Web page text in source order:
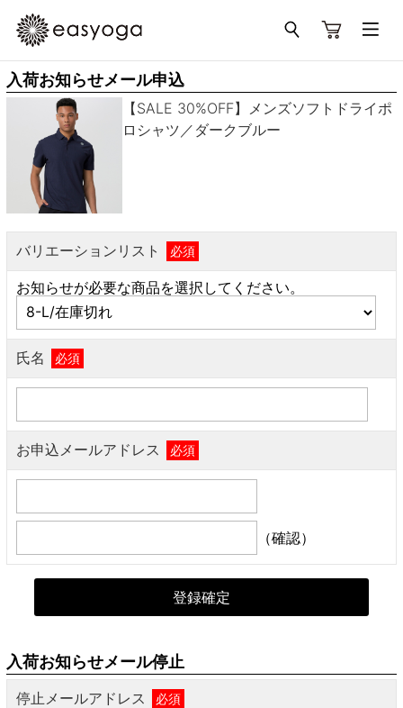
入荷お知らせメール申込
【SALE 30%OFF】メンズソフトドライポ
ロシャツ／ダークブルー
バリエーションリスト 必須
お知らせが必要な商品を選択してください。
氏名 必須
お申込メールアドレス 必須
（確認）
入荷お知らせメール停止
停止メールアドレス
必須